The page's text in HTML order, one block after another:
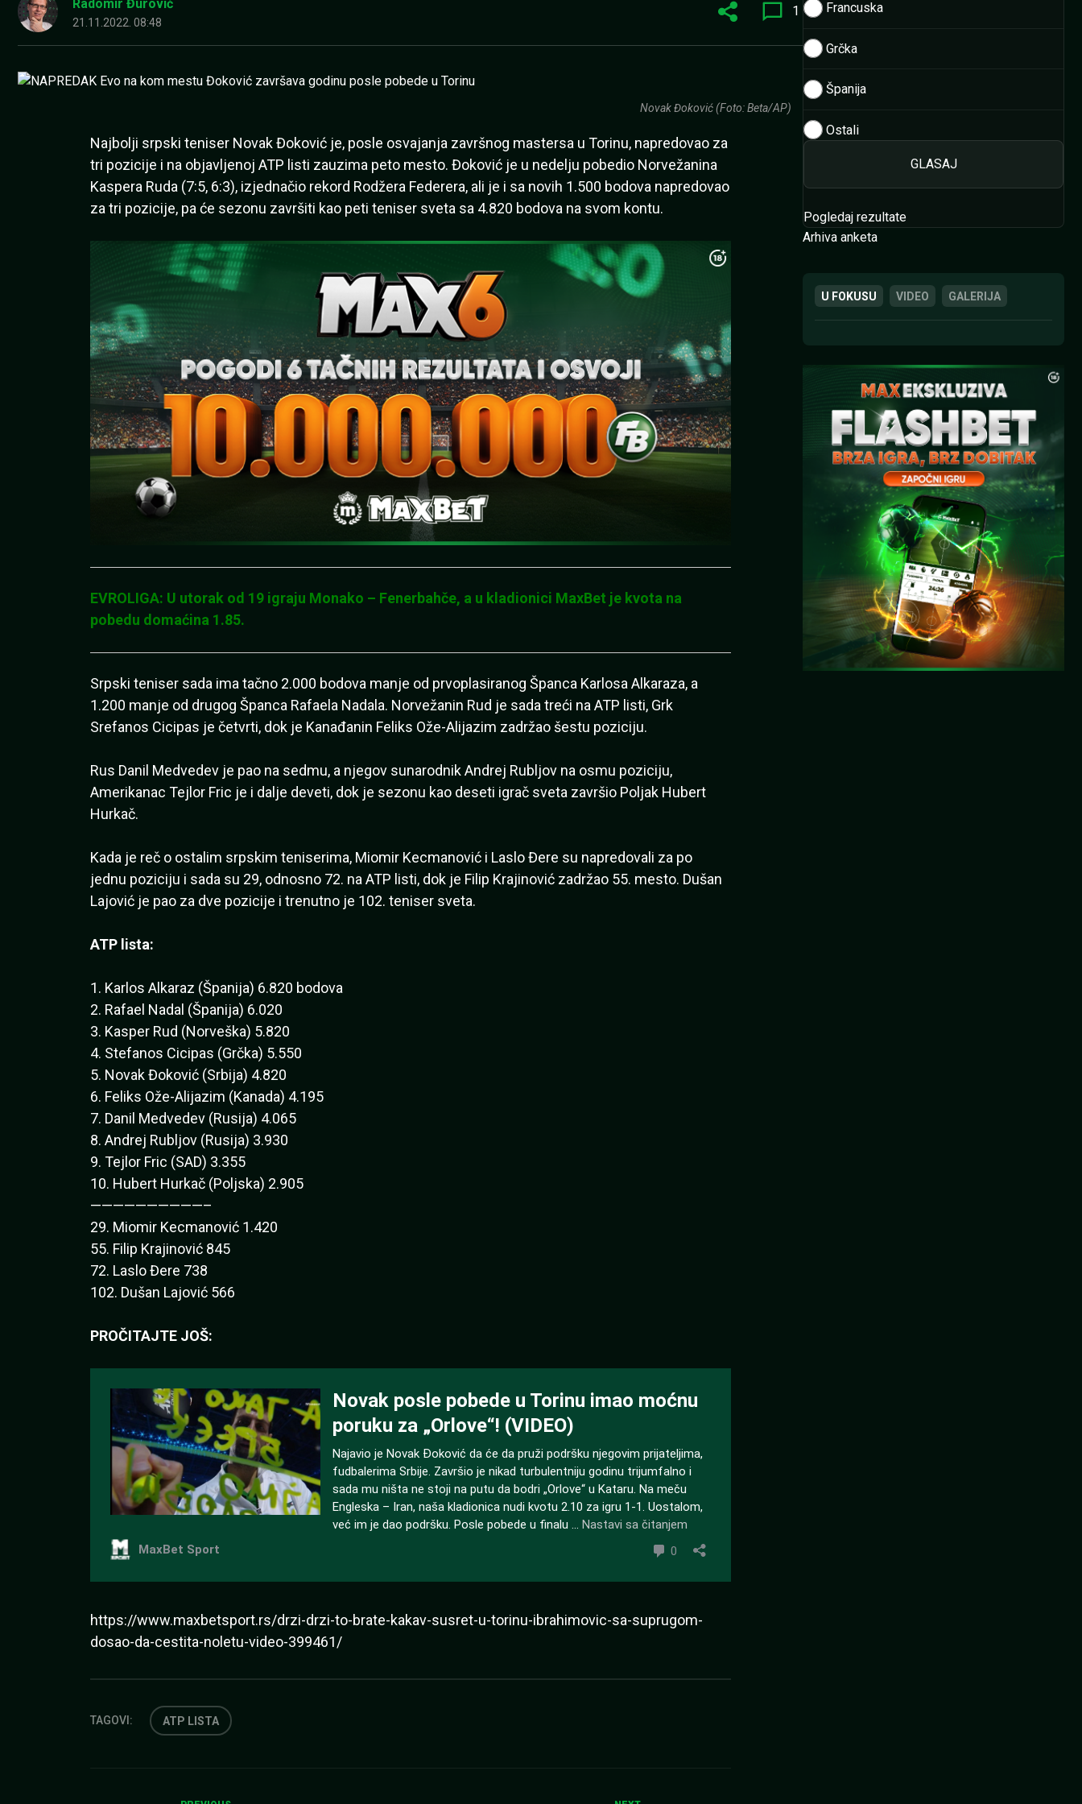
Radomir Đurović
21.11.2022. 08:48
1
Novak Đoković (Foto: Beta/AP)
Najbolji srpski teniser Novak Đoković je, posle osvajanja završnog mastersa u Torinu, napredovao za
tri pozicije i na objavljenoj ATP listi zauzima peto mesto. Đoković je u nedelju pobedio Norvežanina
Kaspera Ruda (7:5, 6:3), izjednačio rekord Rodžera Federera, ali je i sa novih 1.500 bodova napredovao
za tri pozicije, pa će sezonu završiti kao peti teniser sveta sa 4.820 bodova na svom kontu.
EVROLIGA: U utorak od 19 igraju Monako – Fenerbahče, a u kladionici MaxBet je kvota na
pobedu domaćina 1.85.
Srpski teniser sada ima tačno 2.000 bodova manje od prvoplasiranog Španca Karlosa Alkaraza, a
1.200 manje od drugog Španca Rafaela Nadala. Norvežanin Rud je sada treći na ATP listi, Grk
Srefanos Cicipas je četvrti, dok je Kanađanin Feliks Ože-Alijazim zadržao šestu poziciju.
Rus Danil Medvedev je pao na sedmu, a njegov sunarodnik Andrej Rubljov na osmu poziciju,
Amerikanac Tejlor Fric je i dalje deveti, dok je sezonu kao deseti igrač sveta završio Poljak Hubert
Hurkač.
Kada je reč o ostalim srpskim teniserima, Miomir Kecmanović i Laslo Đere su napredovali za po
jednu poziciju i sada su 29, odnosno 72. na ATP listi, dok je Filip Krajinović zadržao 55. mesto. Dušan
Lajović je pao za dve pozicije i trenutno je 102. teniser sveta.
ATP lista:
1. Karlos Alkaraz (Španija) 6.820 bodova
2. Rafael Nadal (Španija) 6.020
3. Kasper Rud (Norveška) 5.820
4. Stefanos Cicipas (Grčka) 5.550
5. Novak Đoković (Srbija) 4.820
6. Feliks Ože-Alijazim (Kanada) 4.195
7. Danil Medvedev (Rusija) 4.065
8. Andrej Rubljov (Rusija) 3.930
9. Tejlor Fric (SAD) 3.355
10. Hubert Hurkač (Poljska) 2.905
——————————–
29. Miomir Kecmanović 1.420
55. Filip Krajinović 845
72. Laslo Đere 738
102. Dušan Lajović 566
PROČITAJTE JOŠ:
https://www.maxbetsport.rs/drzi-drzi-to-brate-kakav-susret-u-torinu-ibrahimovic-sa-suprugom-
dosao-da-cestita-noletu-video-399461/
TAGOVI: ATP LISTA
Francuska
Grčka
Španija
Ostali
Pogledaj rezultate
Arhiva anketa
U FOKUSU VIDEO GALERIJA